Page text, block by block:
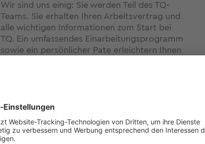
Wir sind uns einig: Sie werden Teil des TQ-
Teams. Sie erhalten Ihren Arbeitsvertrag und
alle wichtigen Informationen zum Start bei
TQ. Ein umfassendes Einarbeitungsprogramm
sowie ein persönlicher Pate erleichtern Ihnen
Karriere-FAQ
Häufige Fragen und Antworten